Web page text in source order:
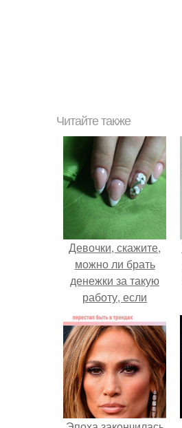
Читайте также
Девочки, скажите,
можно ли брать
денежки за такую
работу, если
можно, то сколько?